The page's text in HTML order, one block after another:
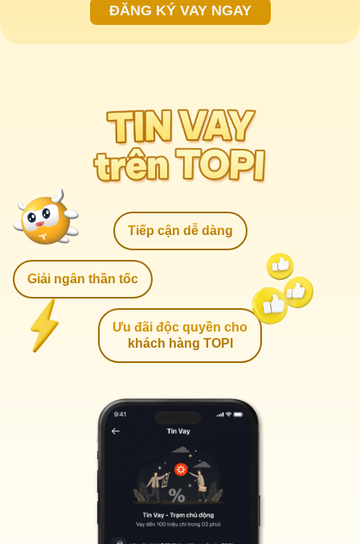
ĐĂNG KÝ VAY NGAY
Tiếp cận dễ dàng
Giải ngân thần tốc
Ưu đãi độc quyền cho
khách hàng TOPI